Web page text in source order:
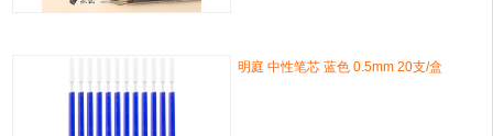
明庭 中性笔芯 蓝色 0.5mm 20支/盒